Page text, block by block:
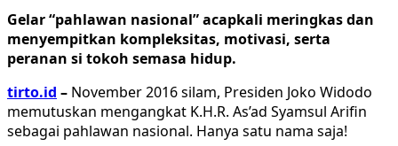
Gelar “pahlawan nasional” acapkali meringkas dan
menyempitkan kompleksitas, motivasi, serta
peranan si tokoh semasa hidup.
tirto.id – November 2016 silam, Presiden Joko Widodo
memutuskan mengangkat K.H.R. As’ad Syamsul Arifin
sebagai pahlawan nasional. Hanya satu nama saja!